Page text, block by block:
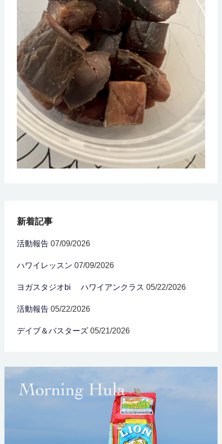
新着記事
活動報告 07/09/2026
ハワイレッスン 07/09/2026
ヨガスタジオbi ハワイアンクラス 05/22/2026
活動報告 05/22/2026
デイブ＆バスターズ 05/21/2026